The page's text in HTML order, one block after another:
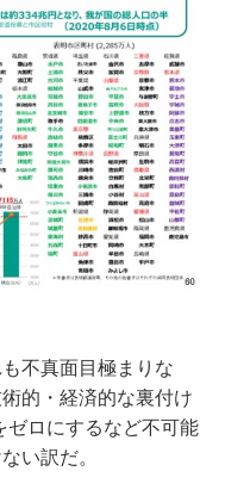
不真面目極まりな
的・経済的な裏付け
ゼロにするなど不可能
い訳だ。